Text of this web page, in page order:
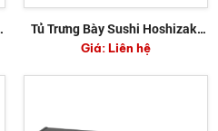
Tủ Trưng Bày Sushi Hoshizaki
HNC-120BE-L-S
Giá:Liên hệ